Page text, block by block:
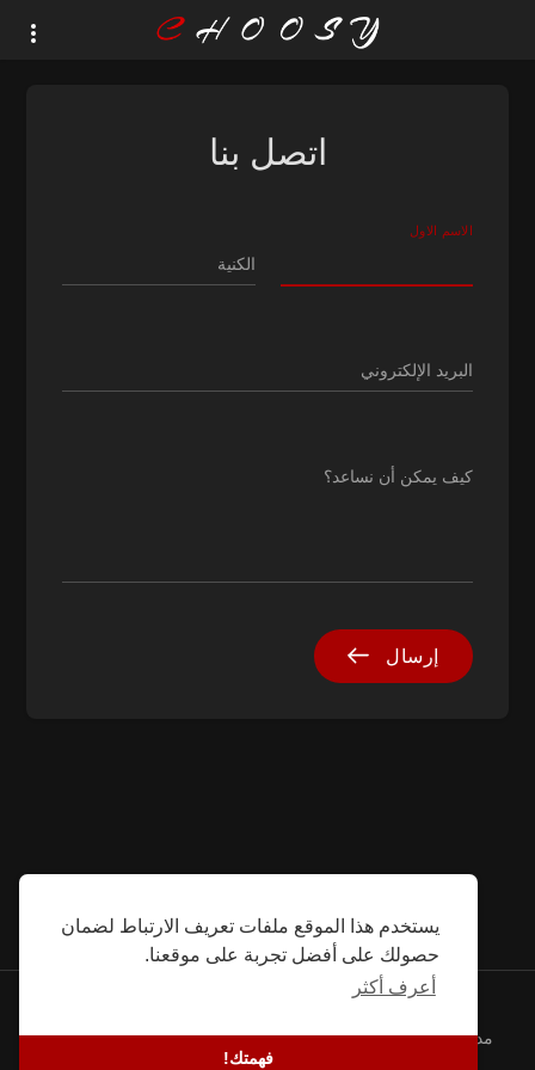
يستخدم هذا الموقع ملفات تعريف الارتباط لضمان
حصولك على أفضل تجربة على موقعنا.
أعرف أكثر
فهمتك!
اتصل بنا
الاسم الاول
الكنية
البريد الإلكتروني
كيف يمكن أن نساعد؟
إرسال
© 2026 SEFG. كل الحقوق محفوظة.
مدونة-قصص النجاح-معلومات عنا-شروط-سياسة خاصة
-المطورين